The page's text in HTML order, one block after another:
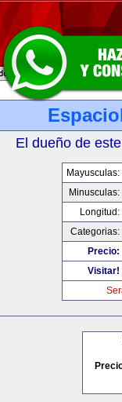
El dueño de
Mayusculas:
Minusculas:
Longitud:
Categorias:
Precio:
Visitar!